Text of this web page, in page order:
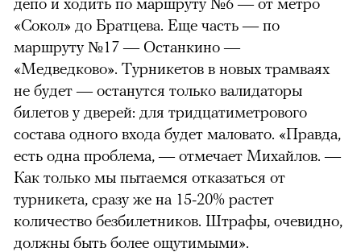
«Сокол» до Братцева. Еще часть — по
маршруту №17 — Останкино —
«Медведково». Турникетов в новых трамваях
не будет — останутся только валидаторы
билетов у дверей: для тридцатиметрового
состава одного входа будет маловато. «Правда,
есть одна проблема, — отмечает Михайлов. —
Как только мы пытаемся отказаться от
турникета, сразу же на 15-20% растет
количество безбилетников. Штрафы, очевидно,
должны быть более ощутимыми».